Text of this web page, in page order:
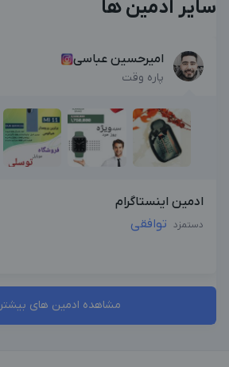
سایر ادمین ها
امیرحسین عباسی
پاره وقت
ادمین اینستاگرام
دستمزد توافقی
مشاهده ادمین های بیشتر